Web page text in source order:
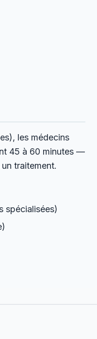
les médecins
45 à 60 minutes —
traitement.
spécialisées)